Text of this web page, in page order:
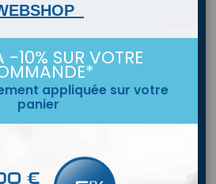
-10% SUR VOTRE
appliquée sur votre
panier